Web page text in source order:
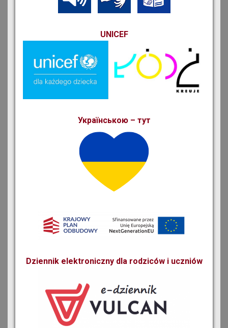
UNICEF
Українською – тут
Dziennik elektroniczny dla rodziców i uczniów